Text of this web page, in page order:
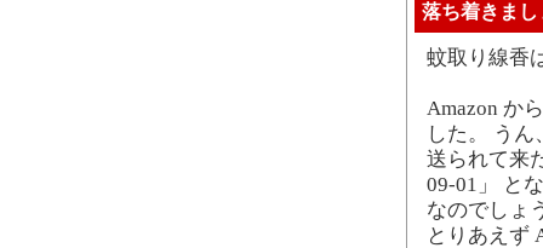
落ち着きまし
蚊取り線香
Amazon か
した。 う
送られて来
09-01」 と
なのでしょ
とりあえず